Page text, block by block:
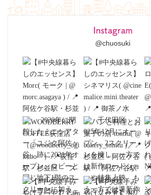
Instagram
@chuosuki